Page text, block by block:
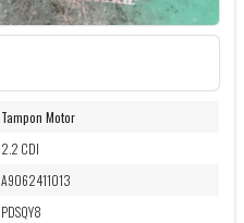
Tampon Motor
2.2 CDI
A9062411013
PDSQY8